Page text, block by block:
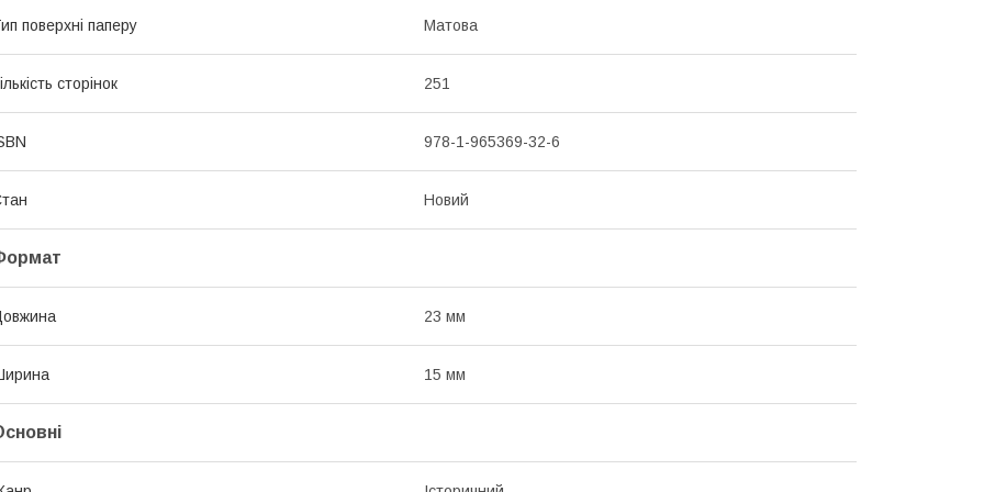
поверхні паперу Матова
сторінок 251
978-1-965369-32-6
Новий
23 мм
15 мм